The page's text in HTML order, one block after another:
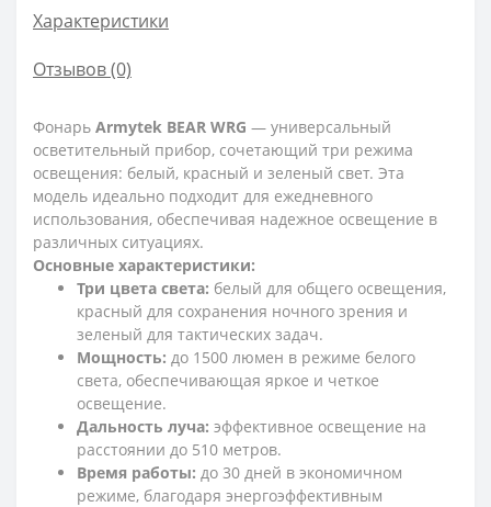
Характеристики
Отзывов (0)
Фонарь Armytek BEAR WRG — универсальный
осветительный прибор, сочетающий три режима
освещения: белый, красный и зеленый свет. Эта
модель идеально подходит для ежедневного
использования, обеспечивая надежное освещение в
различных ситуациях.
Основные характеристики:
Три цвета света: белый для общего освещения,
красный для сохранения ночного зрения и
зеленый для тактических задач.
Мощность: до 1500 люмен в режиме белого
света, обеспечивающая яркое и четкое
освещение.
Дальность луча: эффективное освещение на
расстоянии до 510 метров.
Время работы: до 30 дней в экономичном
режиме, благодаря энергоэффективным